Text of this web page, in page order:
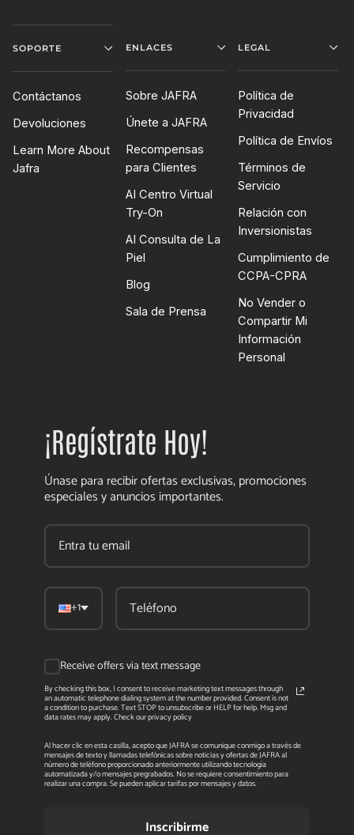
SOPORTE
Contáctanos
Devoluciones
Learn More About
Jafra
ENLACES
Sobre JAFRA
Únete a JAFRA
Recompensas
para Clientes
AI Centro Virtual
Try-On
AI Consulta de La
Piel
Blog
Sala de Prensa
LEGAL
Política de
Privacidad
Política de Envíos
Términos de
Servicio
Relación con
Inversionistas
Cumplimiento de
CCPA-CPRA
No Vender o
Compartir Mi
Información
Personal
¡Regístrate Hoy!
Únase para recibir ofertas exclusivas, promociones
especiales y anuncios importantes.
+1
Receive offers via text message
By checking this box, I consent to receive marketing text messages through
an automatic telephone dialing system at the number provided. Consent is not
a condition to purchase. Text STOP to unsubscribe or HELP for help. Msg and
data rates may apply. Check our privacy policy
Al hacer clic en esta casilla, acepto que JAFRA se comunique conmigo a través de
mensajes de texto y llamadas telefónicas sobre noticias y ofertas de JAFRA al
número de teléfono proporcionado anteriormente utilizando tecnología
automatizada y/o mensajes pregrabados. No se requiere consentimiento para
realizar una compra. Se pueden aplicar tarifas por mensajes y datos.
Inscribirme